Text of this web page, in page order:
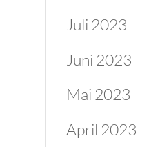
Juli 2023
Juni 2023
Mai 2023
April 2023